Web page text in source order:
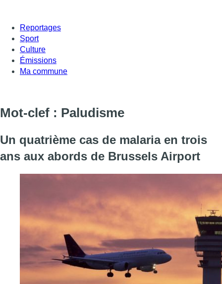
Reportages
Sport
Culture
Émissions
Ma commune
Mot-clef : Paludisme
Un quatrième cas de malaria en trois
ans aux abords de Brussels Airport